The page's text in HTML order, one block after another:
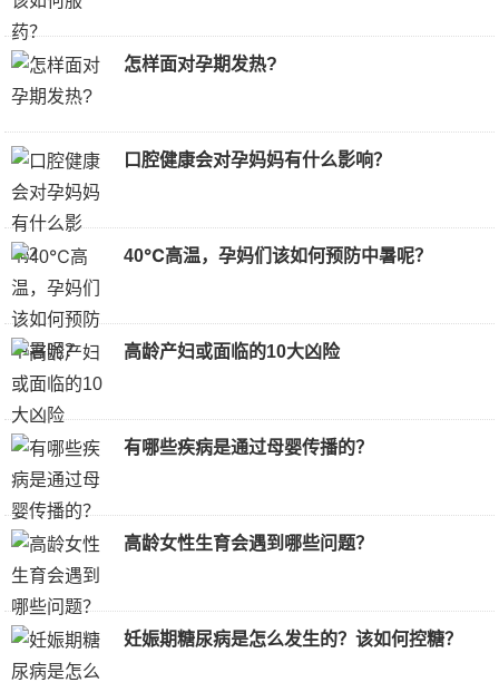
怎样面对孕期发热?
口腔健康会对孕妈妈有什么影响？
40℃高温，孕妈们该如何预防中暑呢？
高龄产妇或面临的10大凶险
有哪些疾病是通过母婴传播的？
高龄女性生育会遇到哪些问题？
妊娠期糖尿病是怎么发生的？该如何控糖？